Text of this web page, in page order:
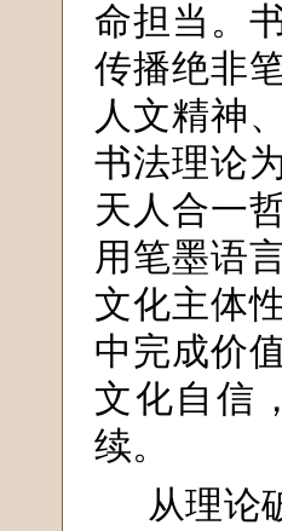
命担当。
传播绝非
人文精神
书法理论
天人合一
用笔墨语
文化主体
中完成价
文化自信
续。
从理论